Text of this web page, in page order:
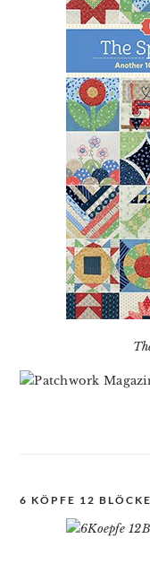
6 KÖPFE 12